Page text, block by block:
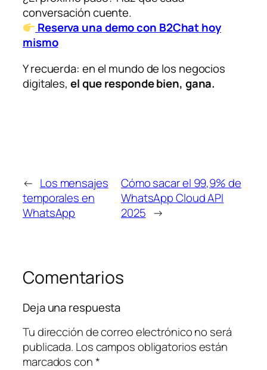
conversación cuente.
Reserva una demo con B2Chat hoy
mismo
Y recuerda: en el mundo de los negocios
digitales, el que responde bien, gana.
← Los mensajes
temporales en
WhatsApp
Cómo sacar el 99,9% de
WhatsApp Cloud API
2025 →
Comentarios
Deja una respuesta
Tu dirección de correo electrónico no será
publicada. Los campos obligatorios están
marcados con*